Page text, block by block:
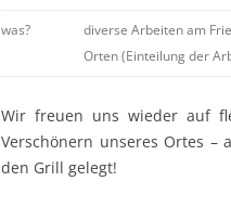
was?
diverse Arbeiten am
Orten (Einteilung der
Wir freuen uns wieder auf
Verschönern unseres Ortes
den Grill gelegt!